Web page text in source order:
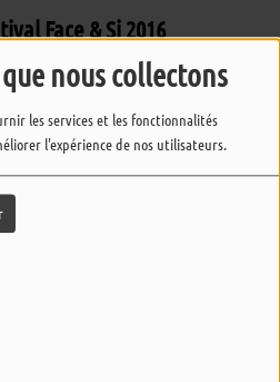
nous collectons
les services et les fonctionnalités
l'expérience de nos utilisateurs.
Face & Si 2016
Face & Si 2016